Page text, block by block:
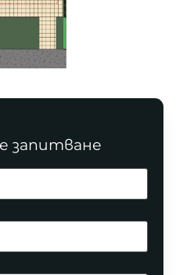
запитване